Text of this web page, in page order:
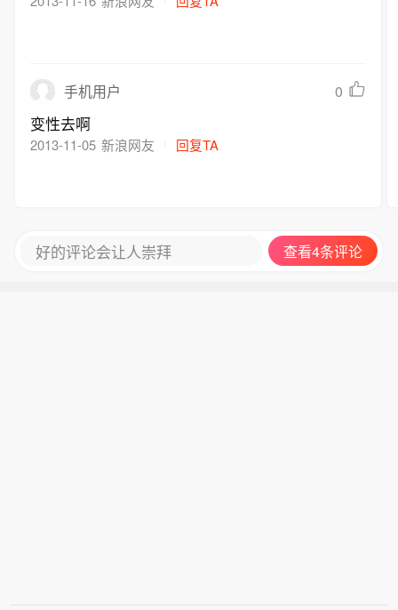
手机用户 0
变性去啊
2013-11-05 新浪网友 回复TA
好的评论会让人崇拜 查看4条评论